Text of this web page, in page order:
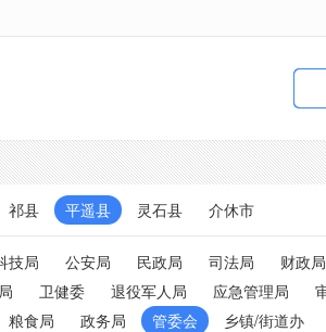
祁县 平遥县 灵石县 介休市
技局 公安局 民政局 司法局 财政局
卫健委 退役军人局 应急管理局
粮食局 政务局 管委会 乡镇/街道办